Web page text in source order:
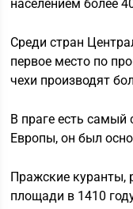
населением более
Среди стран
первое место по
чехи производят
В праге есть самый
Европы, он был
Пражские куранты,
площади в 1410